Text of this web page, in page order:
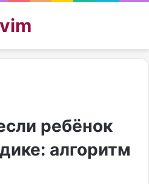
ребёнок
алгоритм